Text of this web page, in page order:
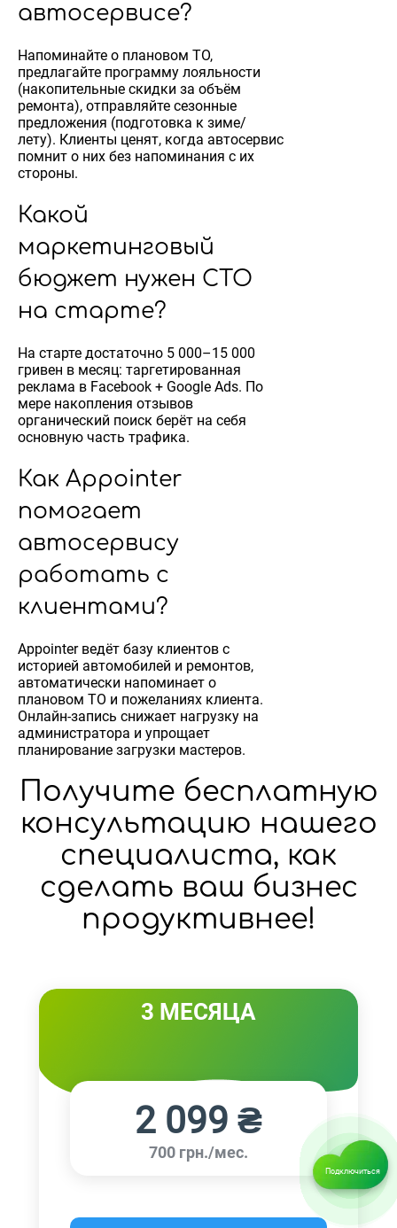
автосервисе?
Напоминайте о плановом ТО,
предлагайте программу лояльности
(накопительные скидки за объём
ремонта), отправляйте сезонные
предложения (подготовка к зиме/
лету). Клиенты ценят, когда автосервис
помнит о них без напоминания с их
стороны.
Какой
маркетинговый
бюджет нужен СТО
на старте?
На старте достаточно 5 000–15 000
гривен в месяц: таргетированная
реклама в Facebook + Google Ads. По
мере накопления отзывов
органический поиск берёт на себя
основную часть трафика.
Как Appointer
помогает
автосервису
работать с
клиентами?
Appointer ведёт базу клиентов с
историей автомобилей и ремонтов,
автоматически напоминает о
плановом ТО и пожеланиях клиента.
Онлайн-запись снижает нагрузку на
администратора и упрощает
планирование загрузки мастеров.
Получите бесплатную
консультацию нашего
специалиста, как
сделать ваш бизнес
продуктивнее!
3 МЕСЯЦА
2 099 ₴
700 грн./мес.
Подключиться